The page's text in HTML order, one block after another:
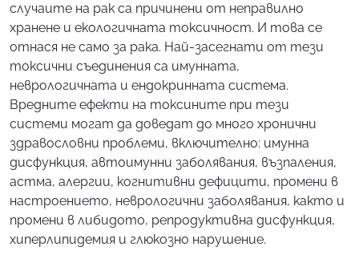
случаите на рак са причинени от неправилно
хранене и екологичната токсичност. И това се
отнася не само за рака. Най-засегнати от тези
токсични съединения са имунната,
неврологичната и ендокринната система.
Вредните ефекти на токсините при тези
системи могат да доведат до много хронични
здравословни проблеми, включително: имунна
дисфункция, автоимунни заболявания, възпаления,
астма, алергии, когнитивни дефицити, промени в
настроението, неврологични заболявания, както и
промени в либидото, репродуктивна дисфункция,
хиперлипидемия и глюкозно нарушение.